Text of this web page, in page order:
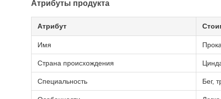
Атрибуты продукта
Атрибут
Имя
Страна происхождения
Специальность Бег,